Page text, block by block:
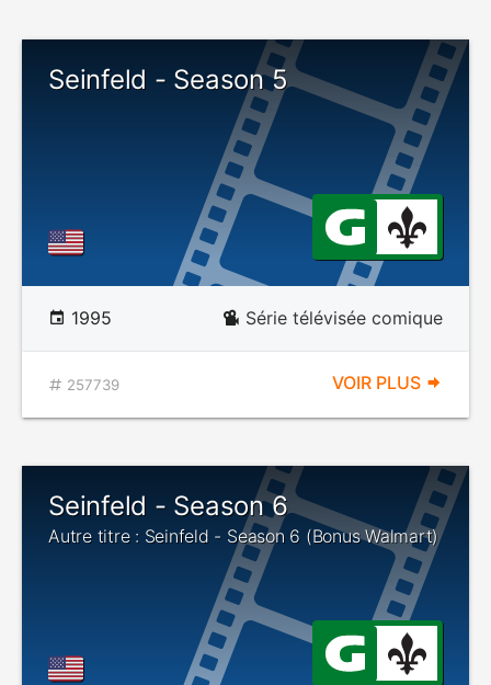
Seinfeld - Season 5
1995 Série télévisée comique
257739 VOIR PLUS
Seinfeld - Season 6
Autre titre : Seinfeld - Season 6 (Bonus Walmart)